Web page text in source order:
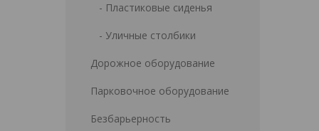
- Пластиковые сиденья
- Уличные столбики
Дорожное оборудование
Парковочное оборудование
Безбарьерность